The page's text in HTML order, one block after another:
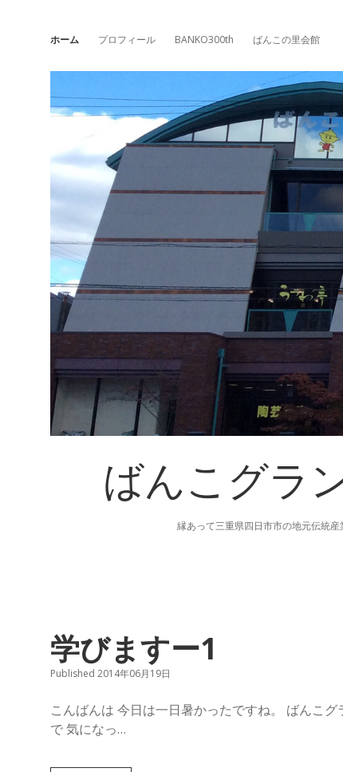
ホーム プロフィール BANKO300th ばんこの里会館
ばんこグラ
縁あって三重県四日市市の地元伝統
ば
ん
こ
グ
学びますー1
Published 2014年06月19日
こんばんは 今日は一日暑かったですね。 ばんこ
で 気になっ…